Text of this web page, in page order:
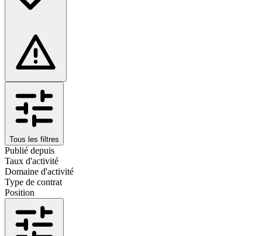
Tous les filtres
Publié depuis
Taux d'activité
Domaine d'activité
Type de contrat
Position